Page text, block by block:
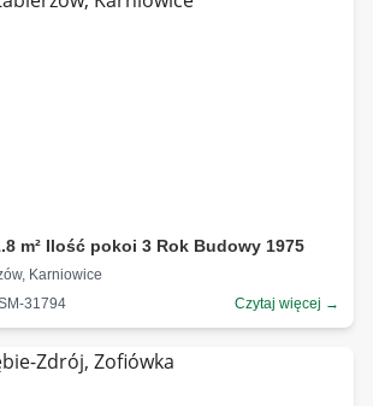
m² Ilość pokoi 3 Rok Budowy 1975
Karniowice
31794
Czytaj więcej →